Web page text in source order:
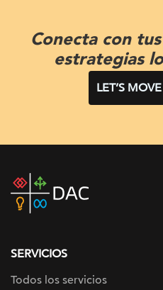
Conecta con
estrategias
LET’S
home
SERVICIOS
Todos los servicios